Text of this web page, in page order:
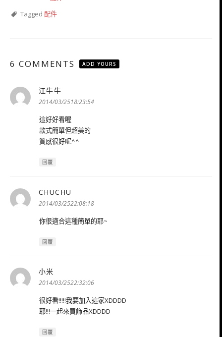
Tagged 配件
6 COMMENTS ADD YOURS
江牛牛
示:
2014/03/2518:23:54
這好好看喔
款式簡單但超美的
質感很好呢^^
回覆
CHUCHU
示:
2014/03/2522:08:18
你很適合這種簡單的耶~
回覆
小米
示:
2014/03/2522:32:06
很好看!!!!!我要加入這家XDDDD
耶!!!一起來買飾品XDDDD
回覆